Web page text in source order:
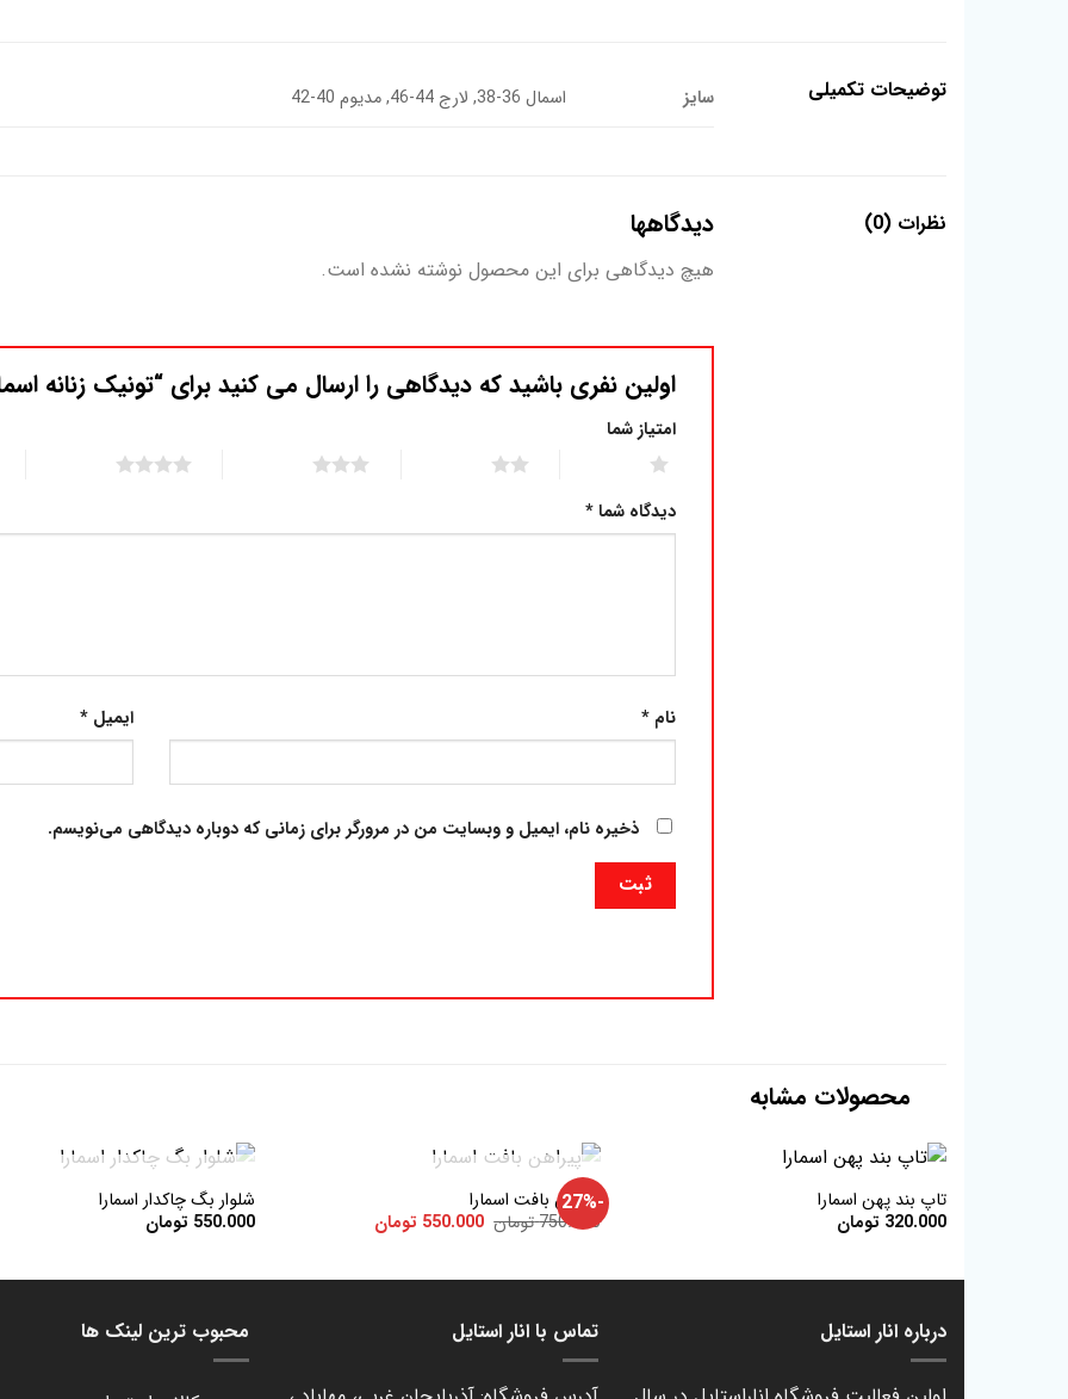
توضیحات تکمیلی سایز اسمال 36-38, لارج 44-46, مدیوم 40-42
نظرات (0) دیدگاهها
هیچ دیدگاهی برای این محصول نوشته نشده است.
اولین نفری باشید که دیدگاهی را ارسال می کنید برای “تونیک زنانه
امتیاز شما
دیدگاه شما*
نام * ایمیل*
ذخیره نام، ایمیل و وبسایت من در مرورگر برای زمانی که دوباره دیدگاهی می‌نویسم.
محصولات مشابه
علاقه
تاپ بند پهن اسمارا
320.000 تومان
-27%
علاقه
در انبار موجود نمی باشدپیراهن بافت اسمارا
750.000تومان قیمت
550.000 تومان
در انبار موجود نمی باشد
شلوار بگ چاکدار اسمارا
550.000 تومان
درباره انار استایل تماس با انار استایل محبوب ترین لینک ها